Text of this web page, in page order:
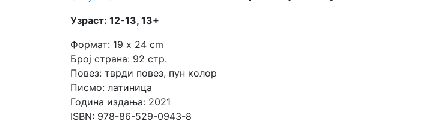
Узраст: 12-13, 13+
Формат: 19 x 24 cm
Број страна: 92 стр.
Повез: тврди повез, пун колор
Писмо: латиница
Година издања: 2021
ISBN: 978-86-529-0943-8